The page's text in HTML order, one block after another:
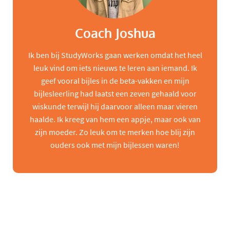
Coach Joshua
Ik ben bij StudyWorks gaan werken omdat het heel
leuk vind om iets nieuws te leren aan iemand. Ik
geef vooral bijles in de beta-vakken en mijn
bijlesleerling had laatst een zeven gehaald voor
wiskunde terwijl hij daarvoor alleen maar vieren
haalde. Ik kreeg van hem een appje, maar ook van
zijn moeder. Zo leuk om te merken hoe blij zijn
ouders ook met mijn bijlessen waren!